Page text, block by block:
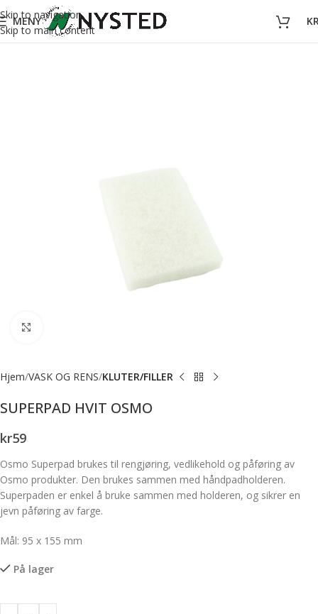
Skip to navigation
Skip to main content
MENY
Hjem VASK OG RENS KLUTER/FILLER
SUPERPAD HVIT OSMO
kr59
Osmo Superpad brukes til rengjøring, vedlikehold og påføring av
Osmo produkter. Den brukes sammen med håndpadholderen.
Superpaden er enkel å bruke sammen med holderen, og sikrer en
jevn påføring av farge.
Mål: 95 x 155 mm
På lager